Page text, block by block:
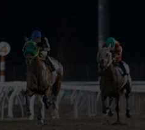
無料送迎バスでのご来場
公共の交通機関でのご来場